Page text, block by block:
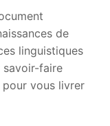
de
linguistiques
savoir-faire
vous livrer